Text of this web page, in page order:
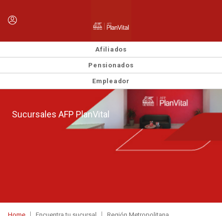
Afiliados
Pensionados
Empleador
Sucursales AFP PlanVital